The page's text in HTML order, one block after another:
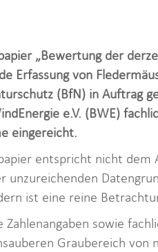
„Bewertung der
Erfassung von
(BfN) in Auftrag
e.V. (BWE)
eingereicht.
entspricht nicht
unzureichenden
ist eine reine
Zahlenangaben sowie
Graubereich von